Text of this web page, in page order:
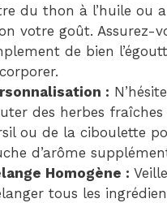
du thon à l’huile ou
votre goût. Assurez-
de bien
:
des herbes
ou de la ciboulette
d’arôme
Homogène :
tous les